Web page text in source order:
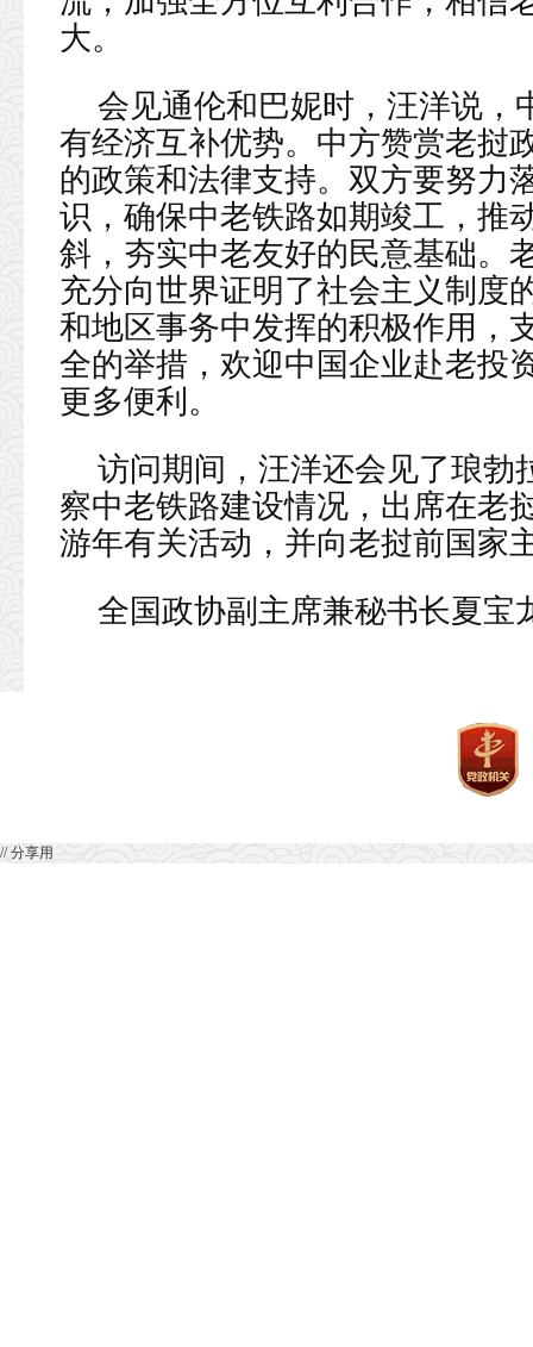
大。
会见通伦和巴妮时，汪洋说，
有经济互补优势。中方赞赏老挝
的政策和法律支持。双方要努力
识，确保中老铁路如期竣工，推
斜，夯实中老友好的民意基础。
充分向世界证明了社会主义制度
和地区事务中发挥的积极作用，
全的举措，欢迎中国企业赴老投
更多便利。
访问期间，汪洋还会见了琅勃
察中老铁路建设情况，出席在老
游年有关活动，并向老挝前国家
全国政协副主席兼秘书长夏宝
// 分享用